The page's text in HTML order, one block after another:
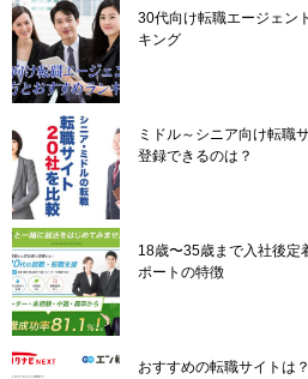
シ
ョ
ン
30代向け転職エージェン
キング
ミドル～シニア向け転職
登録できるのは？
18歳〜35歳まで入社後定
ポートの特徴
おすすめの転職サイトは